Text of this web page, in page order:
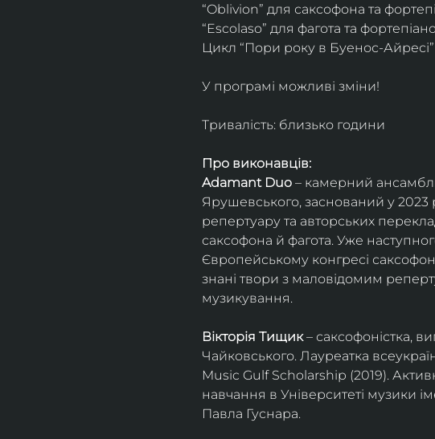
“Oblivion” для саксофона та
“Escolaso” для фагота та
Цикл “Пори року в Буенос-
У програмі можливі зміни!
Тривалість: близько години
Про виконавців:
Adamant Duo – камерний ансамбль
Ярушевського, заснований у 2023
репертуару та авторських
саксофона й фагота. Уже
Європейському конгресі
знані твори з маловідомим
музикування.
Вікторія Тищик – саксофоністка,
Чайковського. Лауреатка
Music Gulf Scholarship (2019).
навчання в Університеті музики
Павла Гуснара.